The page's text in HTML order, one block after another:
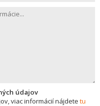
údajov
viac informácií nájdete tu